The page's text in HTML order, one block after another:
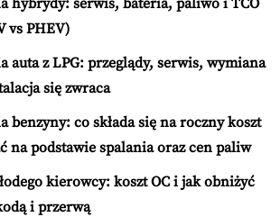
hybrydy: serwis, bateria, paliwo i TCO
vs PHEV)
auta z LPG: przeglądy, serwis, wymiana
się zwraca
benzyny: co składa się na roczny koszt
na podstawie spalania oraz cen paliw
kierowcy: koszt OC i jak obniżyć
i przerwą